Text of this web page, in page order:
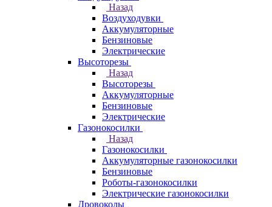
Назад
Воздуходувки
Аккумуляторные
Бензиновые
Электрические
Высоторезы
Назад
Высоторезы
Аккумуляторные
Бензиновые
Электрические
Газонокосилки
Назад
Газонокосилки
Аккумуляторные газонокосилки
Бензиновые
Роботы-газонокосилки
Электрические газонокосилки
Дровоколы